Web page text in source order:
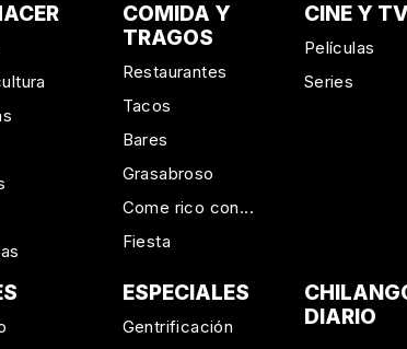
COMIDA Y
TRAGOS
Restaurantes
Tacos
Bares
Grasabroso
Come rico con...
Fiesta
CINE Y TV
Películas
Series
ESPECIALES
Gentrificación
DIARIO